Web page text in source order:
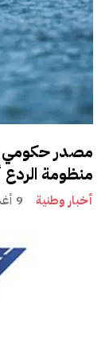
مصدر حكومي
منظومة الردع
أخبار وطنية 9 أغسطس، 2026